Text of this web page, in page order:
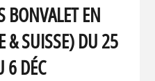
BONVALET EN
& SUISSE) DU 25
6 DÉC